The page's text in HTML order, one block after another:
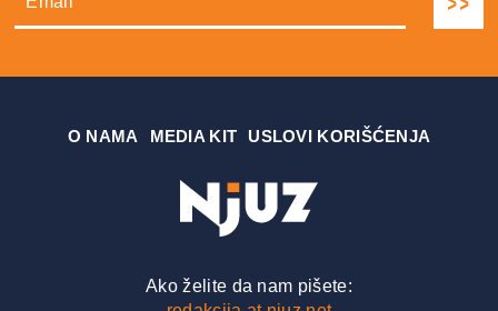
О NAMA MEDIA KIT USLOVI KORIŠĆENJA
Ako želite da nam pišete: